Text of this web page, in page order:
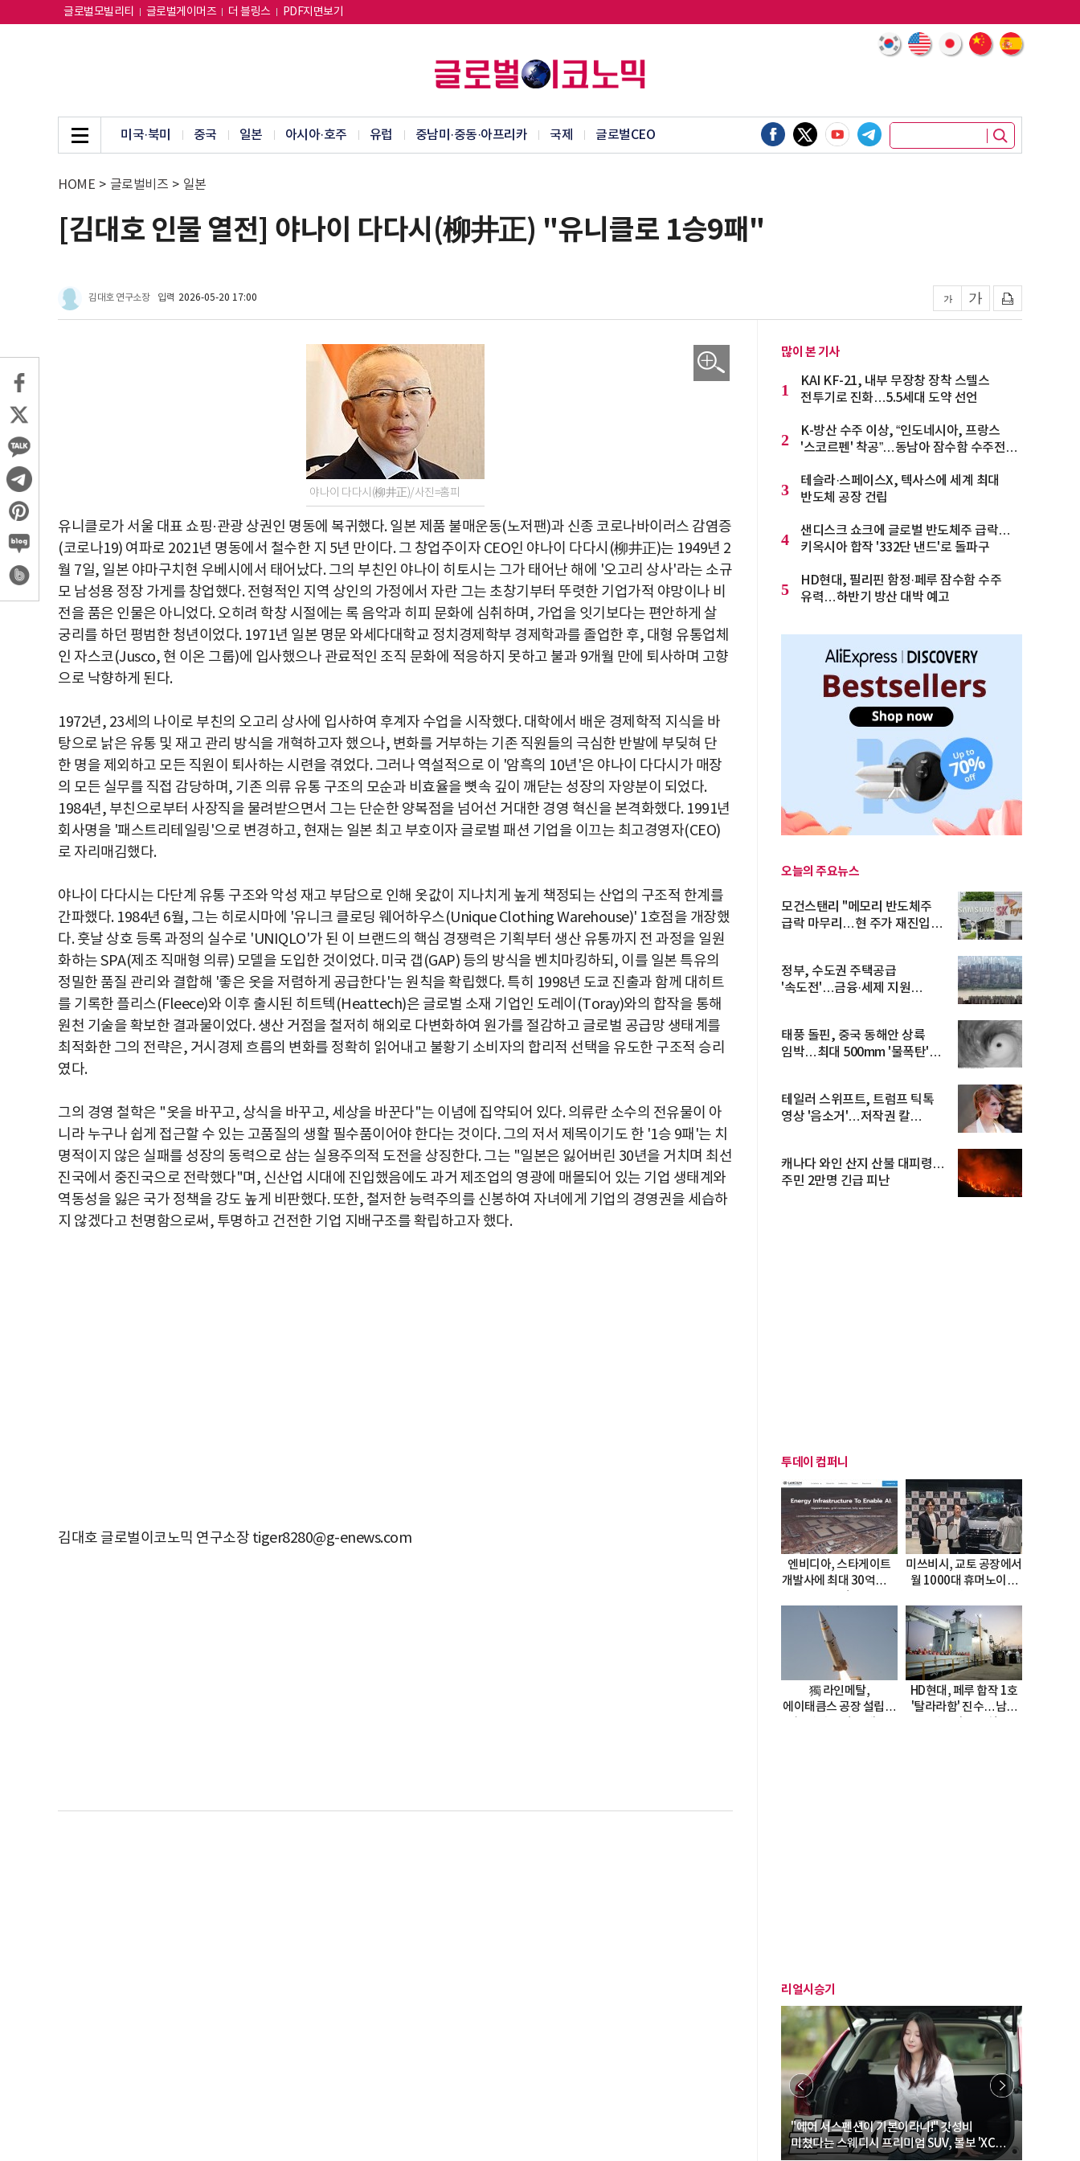
글로벌모빌리티 글로벌게이머즈 더 블링스 PDF지면보기
미국·북미 중국 일본 아시아·호주 유럽 중남미·중동·아프리카 국제 글로벌CEO
HOME > 글로벌비즈 > 일본
[김대호 인물 열전] 야나이 다다시(柳井正) "유니클로 1승9패"
김대호 연구소장 입력 2026-05-20 17:00
야나이 다다시(柳井正)/사진=홈피
유니클로가 서울 대표 쇼핑·관광 상권인 명동에 복귀했다. 일본 제품 불매운동(노저팬)과 신종 코로나바이러스 감염증
(코로나19) 여파로 2021년 명동에서 철수한 지 5년 만이다. 그 창업주이자 CEO인 야나이 다다시(柳井正)는 1949년 2
월 7일, 일본 야마구치현 우베시에서 태어났다. 그의 부친인 야나이 히토시는 그가 태어난 해에 '오고리 상사'라는 소규
모 남성용 정장 가게를 창업했다. 전형적인 지역 상인의 가정에서 자란 그는 초창기부터 뚜렷한 기업가적 야망이나 비
전을 품은 인물은 아니었다. 오히려 학창 시절에는 록 음악과 히피 문화에 심취하며, 가업을 잇기보다는 편안하게 살
궁리를 하던 평범한 청년이었다. 1971년 일본 명문 와세다대학교 정치경제학부 경제학과를 졸업한 후, 대형 유통업체
인 자스코(Jusco, 현 이온 그룹)에 입사했으나 관료적인 조직 문화에 적응하지 못하고 불과 9개월 만에 퇴사하며 고향
으로 낙향하게 된다.
1972년, 23세의 나이로 부친의 오고리 상사에 입사하여 후계자 수업을 시작했다. 대학에서 배운 경제학적 지식을 바
탕으로 낡은 유통 및 재고 관리 방식을 개혁하고자 했으나, 변화를 거부하는 기존 직원들의 극심한 반발에 부딪혀 단
한 명을 제외하고 모든 직원이 퇴사하는 시련을 겪었다. 그러나 역설적으로 이 '암흑의 10년'은 야나이 다다시가 매장
의 모든 실무를 직접 감당하며, 기존 의류 유통 구조의 모순과 비효율을 뼛속 깊이 깨닫는 성장의 자양분이 되었다.
1984년, 부친으로부터 사장직을 물려받으면서 그는 단순한 양복점을 넘어선 거대한 경영 혁신을 본격화했다. 1991년
회사명을 '패스트리테일링'으로 변경하고, 현재는 일본 최고 부호이자 글로벌 패션 기업을 이끄는 최고경영자(CEO)
로 자리매김했다.
야나이 다다시는 다단계 유통 구조와 악성 재고 부담으로 인해 옷값이 지나치게 높게 책정되는 산업의 구조적 한계를
간파했다. 1984년 6월, 그는 히로시마에 '유니크 클로딩 웨어하우스(Unique Clothing Warehouse)' 1호점을 개장했
다. 훗날 상호 등록 과정의 실수로 'UNIQLO'가 된 이 브랜드의 핵심 경쟁력은 기획부터 생산 유통까지 전 과정을 일원
화하는 SPA(제조 직매형 의류) 모델을 도입한 것이었다. 미국 갭(GAP) 등의 방식을 벤치마킹하되, 이를 일본 특유의
정밀한 품질 관리와 결합해 '좋은 옷을 저렴하게 공급한다'는 원칙을 확립했다. 특히 1998년 도쿄 진출과 함께 대히트
를 기록한 플리스(Fleece)와 이후 출시된 히트텍(Heattech)은 글로벌 소재 기업인 도레이(Toray)와의 합작을 통해
원천 기술을 확보한 결과물이었다. 생산 거점을 철저히 해외로 다변화하여 원가를 절감하고 글로벌 공급망 생태계를
최적화한 그의 전략은, 거시경제 흐름의 변화를 정확히 읽어내고 불황기 소비자의 합리적 선택을 유도한 구조적 승리
였다.
그의 경영 철학은 "옷을 바꾸고, 상식을 바꾸고, 세상을 바꾼다"는 이념에 집약되어 있다. 의류란 소수의 전유물이 아
니라 누구나 쉽게 접근할 수 있는 고품질의 생활 필수품이어야 한다는 것이다. 그의 저서 제목이기도 한 '1승 9패'는 치
명적이지 않은 실패를 성장의 동력으로 삼는 실용주의적 도전을 상징한다. 그는 "일본은 잃어버린 30년을 거치며 최선
진국에서 중진국으로 전락했다"며, 신산업 시대에 진입했음에도 과거 제조업의 영광에 매몰되어 있는 기업 생태계와
역동성을 잃은 국가 정책을 강도 높게 비판했다. 또한, 철저한 능력주의를 신봉하여 자녀에게 기업의 경영권을 세습하
지 않겠다고 천명함으로써, 투명하고 건전한 기업 지배구조를 확립하고자 했다.
김대호 글로벌이코노믹 연구소장 tiger8280@g-enews.com
많이 본 기사
1
KAI KF-21, 내부 무장창 장착 스텔스
전투기로 진화…5.5세대 도약 선언
2
K-방산 수주 이상, “인도네시아, 프랑스
'스코르펜' 착공”…동남아 잠수함 수주전
3
테슬라·스페이스X, 텍사스에 세계 최대
반도체 공장 건립
4
샌디스크 쇼크에 글로벌 반도체주 급락…
키옥시아 합작 '332단 낸드'로 돌파구
5
HD현대, 필리핀 함정·페루 잠수함 수주
유력…하반기 방산 대박 예고
오늘의 주요뉴스
모건스탠리 "메모리 반도체주
급락 마무리…현 주가 재진입
정부, 수도권 주택공급
'속도전'…금융·세제 지원
태풍 돌핀, 중국 동해안 상륙
임박…최대 500mm '물폭탄'
테일러 스위프트, 트럼프 틱톡
영상 '음소거'…저작권 칼
캐나다 와인 산지 산불 대피령…
주민 2만명 긴급 피난
투데이 컴퍼니
엔비디아, 스타게이트
개발사에 최대 30억달러
미쓰비시, 교토 공장에서
월 1000대 휴머노이드
獨 라인메탈,
에이태큼스 공장 설립…
HD현대, 페루 합작 1호
'탈라라함' 진수…남미
리얼시승기
"에어 서스펜션이 기본이라니!" 갓성비
미쳤다는 스웨디시 프리미엄 SUV, 볼보 'XC60